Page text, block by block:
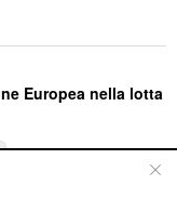
Europea nella lotta